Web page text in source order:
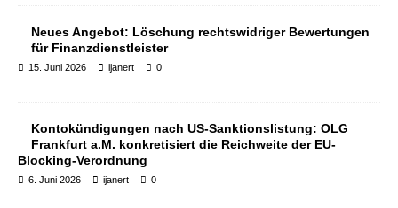
Neues Angebot: Löschung rechtswidriger Bewertungen
für Finanzdienstleister
15. Juni 2026 ijanert 0
Kontokündigungen nach US-Sanktionslistung: OLG
Frankfurt a.M. konkretisiert die Reichweite der EU-
Blocking-Verordnung
6. Juni 2026 ijanert 0